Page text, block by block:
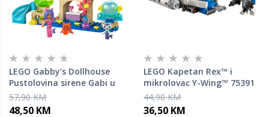
LEGO Gabby’s Dollhouse
Pustolovina sirene Gabi u
akvariju 11204
57,90 KM
48,50 KM
LEGO Kapetan Rex™ i
mikrolovac Y-Wing™ 75391
44,90 KM
36,50 KM